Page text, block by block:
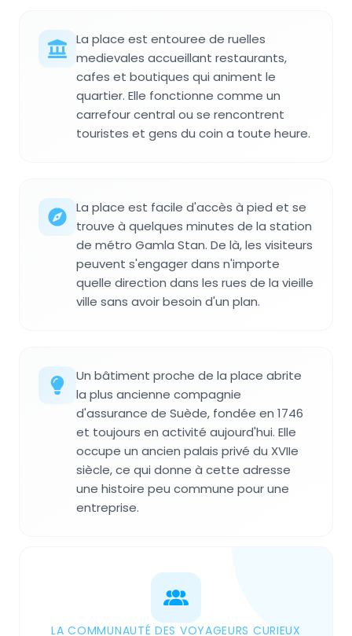
La place est entouree de ruelles
medievales accueillant restaurants,
cafes et boutiques qui animent le
quartier. Elle fonctionne comme un
carrefour central ou se rencontrent
touristes et gens du coin a toute heure.
La place est facile d'accès à pied et se
trouve à quelques minutes de la station
de métro Gamla Stan. De là, les visiteurs
peuvent s'engager dans n'importe
quelle direction dans les rues de la vieille
ville sans avoir besoin d'un plan.
Un bâtiment proche de la place abrite
la plus ancienne compagnie
d'assurance de Suède, fondée en 1746
et toujours en activité aujourd'hui. Elle
occupe un ancien palais privé du XVIIe
siècle, ce qui donne à cette adresse
une histoire peu commune pour une
entreprise.
LA COMMUNAUTÉ DES VOYAGEURS CURIEUX